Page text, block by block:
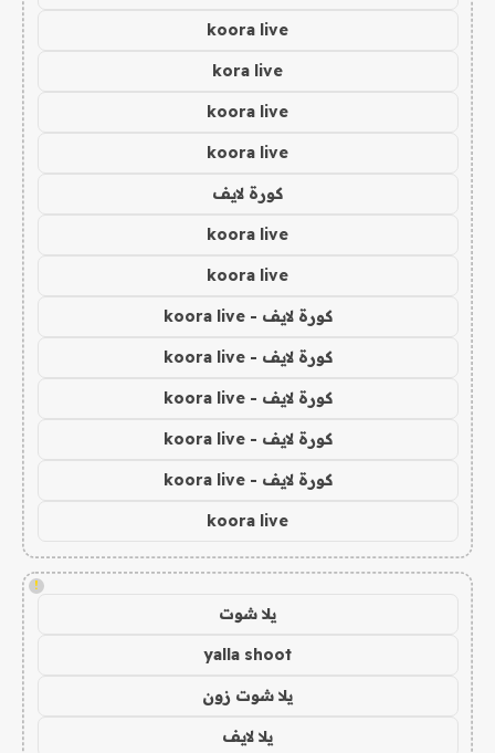
koora live
kora live
koora live
koora live
كورة لايف
koora live
koora live
كورة لايف - koora live
كورة لايف - koora live
كورة لايف - koora live
كورة لايف - koora live
كورة لايف - koora live
koora live
!
يلا شوت
yalla shoot
يلا شوت زون
يلا لايف